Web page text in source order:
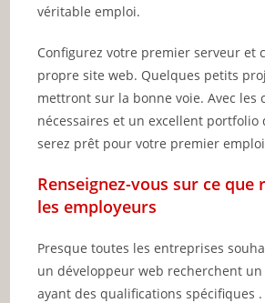
véritable emploi.
Configurez votre premier serveur et
propre site web. Quelques petits
mettront sur la bonne voie. Avec les
nécessaires et un excellent portfolio
serez prêt pour votre premier
Renseignez-vous sur ce que
les employeurs
Presque toutes les entreprises
un développeur web recherchent
ayant des qualifications spécifiques .